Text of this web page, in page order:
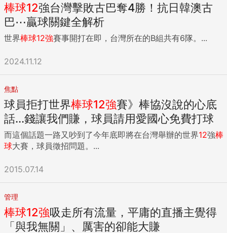
棒球12強台灣擊敗古巴奪4勝！抗日韓澳古
巴⋯贏球關鍵全解析
世界棒球12強賽事開打在即，台灣所在的B組共有6隊。...
2024.11.12
焦點
球員拒打世界棒球12強賽》棒協沒說的心底
話...錢讓我們賺，球員請用愛國心免費打球
而這個話題一路又吵到了今年底即將在台灣舉辦的世界12強棒
球大賽，球員徵招問題。...
2015.07.14
管理
棒球12強吸走所有流量，平庸的直播主覺得
「與我無關」、厲害的卻能大賺